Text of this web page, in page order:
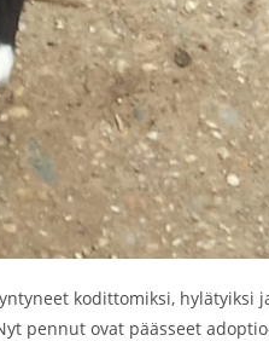
kodittomiksi, hylätyiksi
pennut ovat päässeet